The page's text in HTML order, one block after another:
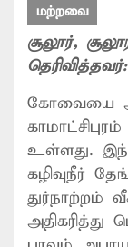
மற்றவை
சூலூர்,
தெரிவித்தவர்:
கோவையை
உள்ளது.
கழிவுநீர்
துர்நாற்றம்
அதிகரித்து